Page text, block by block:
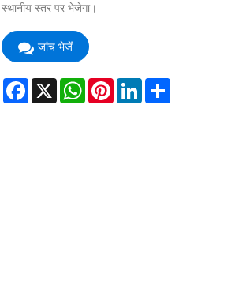
स्थानीय स्तर पर भेजेगा।
जांच भेजें
Facebook
X WhatsAppPinterestLinkedInShare